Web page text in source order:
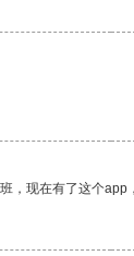
现在有了这个app